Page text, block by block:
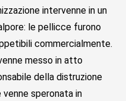
intervenne in un
le pellicce furono
commercialmente.
messo in atto
della distruzione
venne speronata in